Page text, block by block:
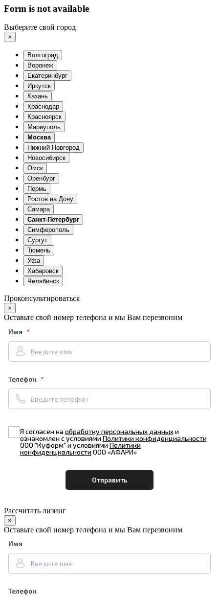
Form is not available
Выберите свой город
×
Волгоград
Воронеж
Екатеринбург
Иркутск
Казань
Краснодар
Красноярск
Мариуполь
Москва
Нижний Новгород
Новосибирск
Омск
Оренбург
Пермь
Ростов на Дону
Самара
Санкт-Петербург
Симферополь
Сургут
Тюмень
Уфа
Хабаровск
Челябинск
Проконсультироваться
×
Оставьте свой номер телефона и мы Вам перезвоним
Имя
Телефон
Я согласен наобработку персональных данныхи
ознакомлен с условиямиПолитики конфиденциальности
ООО "Куформ" и условиямиПолитики
конфиденциальностиООО «АФАРИ»
Рассчитать лизинг
×
Оставьте свой номер телефона и мы Вам перезвоним
Имя
Телефон